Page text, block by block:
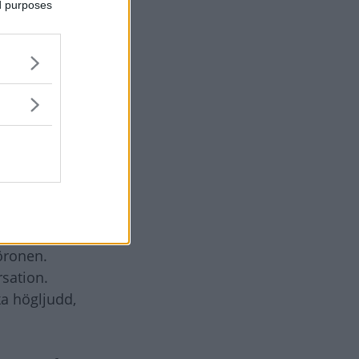
purposes
bestod
valde
är
långt
högljudd,